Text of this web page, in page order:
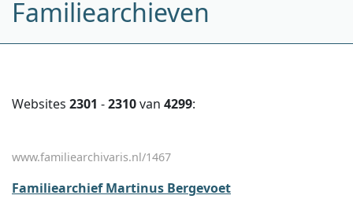
Familiearchieven
Websites 2301 -2310van 4299:
www.familiearchivaris.nl/1467
Familiearchief Martinus Bergevoet